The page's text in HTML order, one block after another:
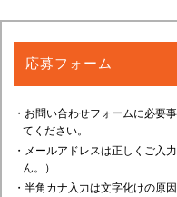
応募フォーム
・お問い合わせフォームに必要
てください。
・メールアドレスは正しくご入
ん。）
・半角カナ入力は文字化けの原